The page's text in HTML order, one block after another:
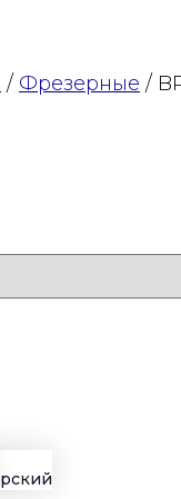
/ Фрезерные /